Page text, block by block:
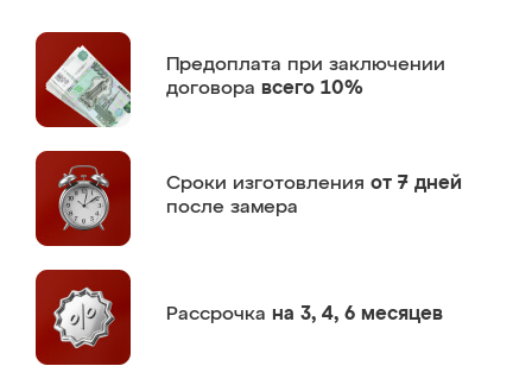
Предоплата при заключении
договора всего 10%
Сроки изготовления от 7 дней
после замера
Рассрочка на 3, 4, 6 месяцев